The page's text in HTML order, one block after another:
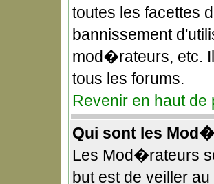
toutes les facettes
bannissement
mod�rateurs, etc.
tous les forums.
Revenir en haut de
Qui sont les
Les Mod�rateurs
but est de veiller